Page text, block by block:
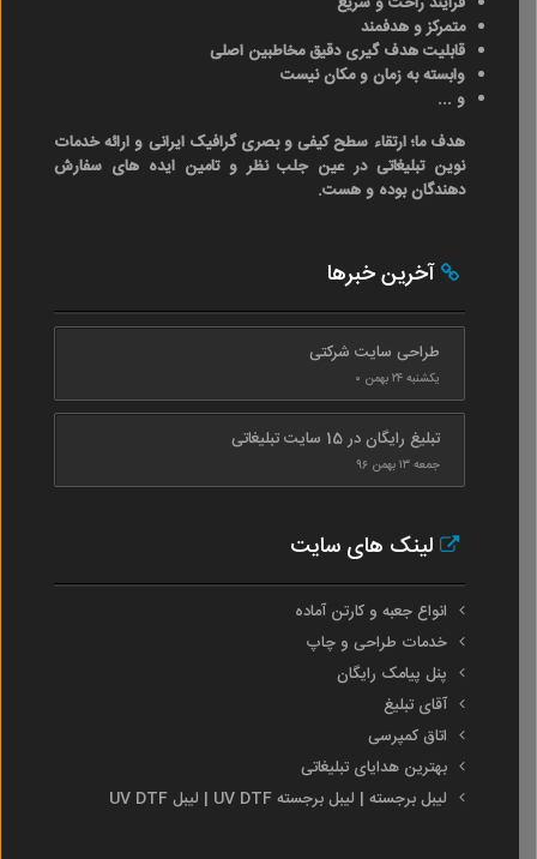
متمرکز و هدفمند
قابلیت هدف گیری دقیق مخاطبین اصلی
وابسته به زمان و مکان نیست
و ...
هدف ما؛ ارتقاء سطح کیفی و بصری گرافیک ایرانی و ارائه خدمات
نوین تبلیغاتی در عین جلب نظر و تامین ایده های سفارش
دهندگان بوده و هست.
آخرین خبرها
طراحی سایت شرکتی
یکشنبه ۲۴ بهمن ۰
تبلیغ رایگان در 15 سایت تبلیغاتی
جمعه ۱۳ بهمن ۹۶
لینک های سایت
انواع جعبه و کارتن آماده
خدمات طراحی و چاپ
پنل پیامک رایگان
آقای تبلیغ
اتاق کمپرسی
بهترین هدایای تبلیغاتی
لیبل برجسته | لیبل برجسته UV DTF | لیبل UV DTF